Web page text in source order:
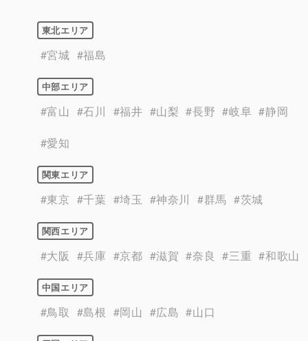
東北エリア
#宮城 #福島
中部エリア
#富山 #石川 #福井 #山梨 #長野 #岐阜 #静岡
#愛知
関東エリア
#東京 #千葉 #埼玉 #神奈川 #群馬 #茨城
関西エリア
#大阪 #兵庫 #京都 #滋賀 #奈良 #三重 #和歌山
中国エリア
#鳥取 #島根 #岡山 #広島 #山口